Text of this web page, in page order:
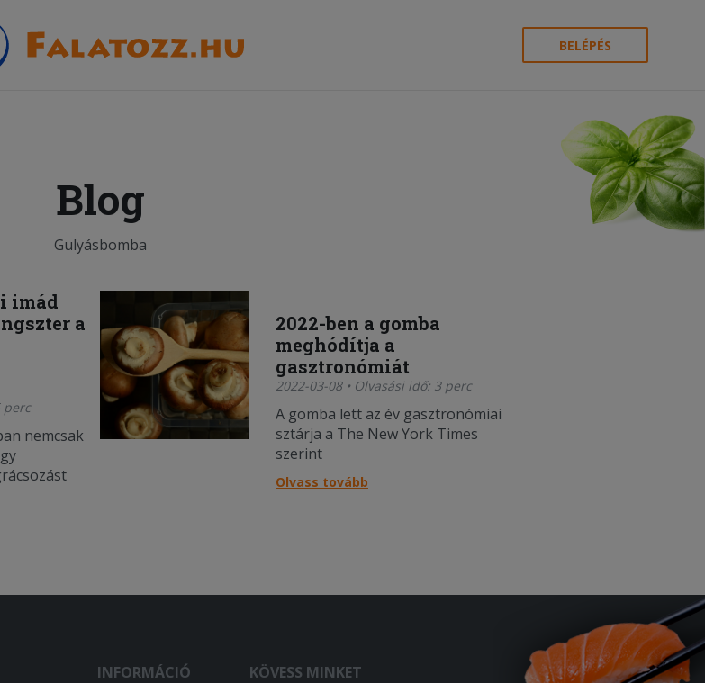
BELÉPÉS
Blog
Gulyásbomba
imád
a
perc
nemcsak
2022-ben a gomba
meghódítja a
gasztronómiát
2022-03-08 • Olvasási idő: 3 perc
A gomba lett az év gasztronómiai
sztárja a The New York Times
szerint
Olvass tovább
INFORMÁCIÓ
KÖVESS MINKET